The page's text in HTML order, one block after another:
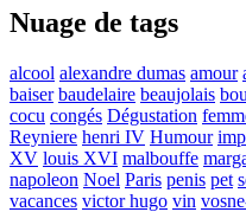
Nuage de tags
alcool alexandre dumas amour
baiser baudelaire beaujolais
cocu congés Dégustation
Reyniere henri IV Humour
XV louis XVI malbouffe
napoleon Noel Paris penis pet
vacances victor hugo vin